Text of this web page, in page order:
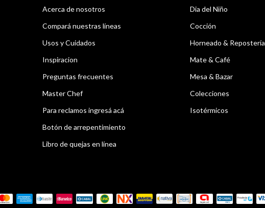
Acerca de nosotros
Compará nuestras líneas
Usos y Cuidados
Inspiracion
Preguntas frecuentes
Master Chef
Para reclamos ingresá acá
Botón de arrepentimiento
Libro de quejas en línea
Dia del Niño
Cocción
Horneado & Repostería
Mate & Café
Mesa & Bazar
Colecciones
Isotérmicos